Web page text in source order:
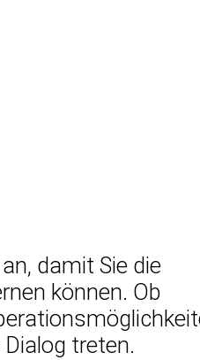
damit Sie die
können. Ob
treten.